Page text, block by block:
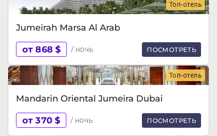
Топ-отель
Jumeirah Marsa Al Arab
от 868 $ / ночь ПОСМОТРЕТЬ
Топ-отель
Mandarin Oriental Jumeira Dubai
от 370 $ / ночь ПОСМОТРЕТЬ